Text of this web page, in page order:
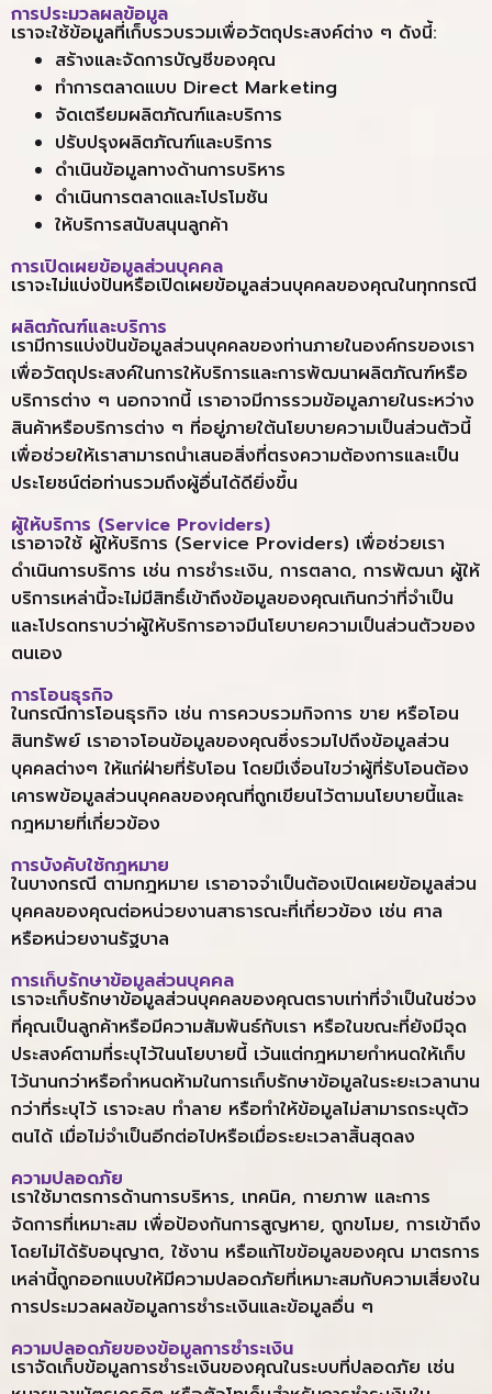
การประมวลผลข้อมูล
เราจะใช้ข้อมูลที่เก็บรวบรวมเพื่อวัตถุประสงค์ต่าง ๆ ดังนี้:
สร้างและจัดการบัญชีของคุณ
ทำการตลาดแบบ Direct Marketing
จัดเตรียมผลิตภัณฑ์และบริการ
ปรับปรุงผลิตภัณฑ์และบริการ
ดำเนินข้อมูลทางด้านการบริหาร
ดำเนินการตลาดและโปรโมชัน
ให้บริการสนับสนุนลูกค้า
การเปิดเผยข้อมูลส่วนบุคคล
เราจะไม่แบ่งปันหรือเปิดเผยข้อมูลส่วนบุคคลของคุณในทุกกรณี
ผลิตภัณฑ์และบริการ
เรามีการแบ่งปันข้อมูลส่วนบุคคลของท่านภายในองค์กรของเรา
เพื่อวัตถุประสงค์ในการให้บริการและการพัฒนาผลิตภัณฑ์หรือ
บริการต่าง ๆ นอกจากนี้ เราอาจมีการรวมข้อมูลภายในระหว่าง
สินค้าหรือบริการต่าง ๆ ที่อยู่ภายใต้นโยบายความเป็นส่วนตัวนี้
เพื่อช่วยให้เราสามารถนำเสนอสิ่งที่ตรงความต้องการและเป็น
ประโยชน์ต่อท่านรวมถึงผู้อื่นได้ดียิ่งขึ้น
ผู้ให้บริการ (Service Providers)
เราอาจใช้ ผู้ให้บริการ (Service Providers) เพื่อช่วยเรา
ดำเนินการบริการ เช่น การชำระเงิน, การตลาด, การพัฒนา ผู้ให้
บริการเหล่านี้จะไม่มีสิทธิ์เข้าถึงข้อมูลของคุณเกินกว่าที่จำเป็น
และโปรดทราบว่าผู้ให้บริการอาจมีนโยบายความเป็นส่วนตัวของ
ตนเอง
การโอนธุรกิจ
ในกรณีการโอนธุรกิจ เช่น การควบรวมกิจการ ขาย หรือโอน
สินทรัพย์ เราอาจโอนข้อมูลของคุณซึ่งรวมไปถึงข้อมูลส่วน
บุคคลต่างๆ ให้แก่ฝ่ายที่รับโอน โดยมีเงื่อนไขว่าผู้ที่รับโอนต้อง
เคารพข้อมูลส่วนบุคคลของคุณที่ถูกเขียนไว้ตามนโยบายนี้และ
กฎหมายที่เกี่ยวข้อง
การบังคับใช้กฎหมาย
ในบางกรณี ตามกฎหมาย เราอาจจำเป็นต้องเปิดเผยข้อมูลส่วน
บุคคลของคุณต่อหน่วยงานสาธารณะที่เกี่ยวข้อง เช่น ศาล
หรือหน่วยงานรัฐบาล
การเก็บรักษาข้อมูลส่วนบุคคล
เราจะเก็บรักษาข้อมูลส่วนบุคคลของคุณตราบเท่าที่จำเป็นในช่วง
ที่คุณเป็นลูกค้าหรือมีความสัมพันธ์กับเรา หรือในขณะที่ยังมีจุด
ประสงค์ตามที่ระบุไว้ในนโยบายนี้ เว้นแต่กฎหมายกำหนดให้เก็บ
ไว้นานกว่าหรือกำหนดห้ามในการเก็บรักษาข้อมูลในระยะเวลานาน
กว่าที่ระบุไว้ เราจะลบ ทำลาย หรือทำให้ข้อมูลไม่สามารถระบุตัว
ตนได้ เมื่อไม่จำเป็นอีกต่อไปหรือเมื่อระยะเวลาสิ้นสุดลง
ความปลอดภัย
เราใช้มาตรการด้านการบริหาร, เทคนิค, กายภาพ และการ
จัดการที่เหมาะสม เพื่อป้องกันการสูญหาย, ถูกขโมย, การเข้าถึง
โดยไม่ได้รับอนุญาต, ใช้งาน หรือแก้ไขข้อมูลของคุณ มาตรการ
เหล่านี้ถูกออกแบบให้มีความปลอดภัยที่เหมาะสมกับความเสี่ยงใน
การประมวลผลข้อมูลการชำระเงินและข้อมูลอื่น ๆ
ความปลอดภัยของข้อมูลการชำระเงิน
เราจัดเก็บข้อมูลการชำระเงินของคุณในระบบที่ปลอดภัย เช่น